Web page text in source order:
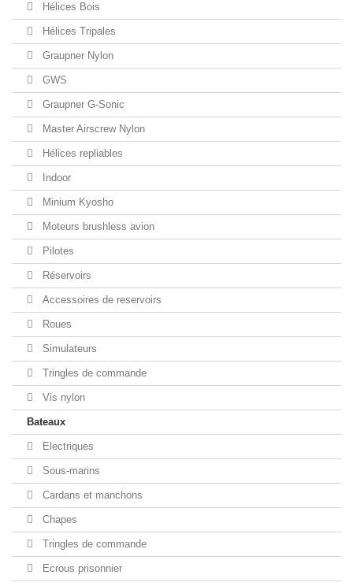
Hélices Bois
Hélices Tripales
Graupner Nylon
GWS
Graupner G-Sonic
Master Airscrew Nylon
Hélices repliables
Indoor
Minium Kyosho
Moteurs brushless avion
Pilotes
Réservoirs
Accessoires de reservoirs
Roues
Simulateurs
Tringles de commande
Vis nylon
Bateaux
Electriques
Sous-marins
Cardans et manchons
Chapes
Tringles de commande
Ecrous prisonnier